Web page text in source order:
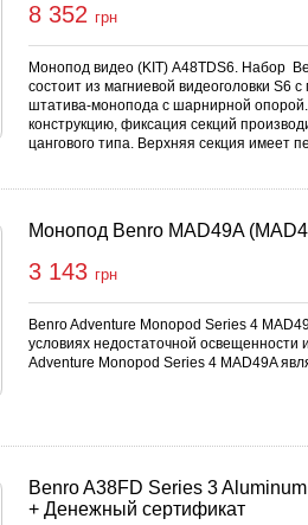
8 352 грн
Монопод видео (KIT) A48TDS6. Набор
состоит из магниевой видеоголовки S6
штатива-монопода с шарнирной
конструкцию, фиксация секций
цангового типа. Верхняя секция имеет
Монопод Benro MAD49A
3 143 грн
Benro Adventure Monopod Series 4
условиях недостаточной
Adventure Monopod Series 4 MAD49A
Benro A38FD Series 3
+ Денежный сертификат